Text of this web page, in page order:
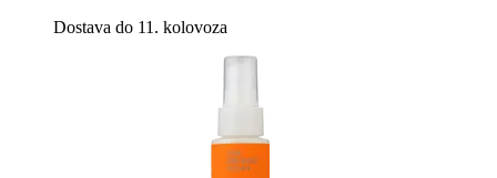
Dostava do 11. kolovoza